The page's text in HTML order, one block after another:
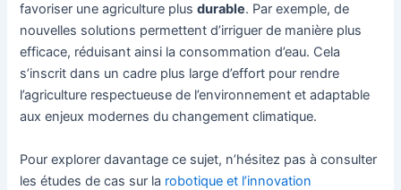
favoriser une agriculture plusdurable. Par exemple, de
nouvelles solutions permettent d’irriguer de manière plus
efficace, réduisant ainsi la consommation d’eau. Cela
s’inscrit dans un cadre plus large d’effort pour rendre
l’agriculture respectueuse de l’environnement et adaptable
aux enjeux modernes du changement climatique.
Pour explorer davantage ce sujet, n’hésitez pas à consulter
les études de cas sur la robotique et l’innovation